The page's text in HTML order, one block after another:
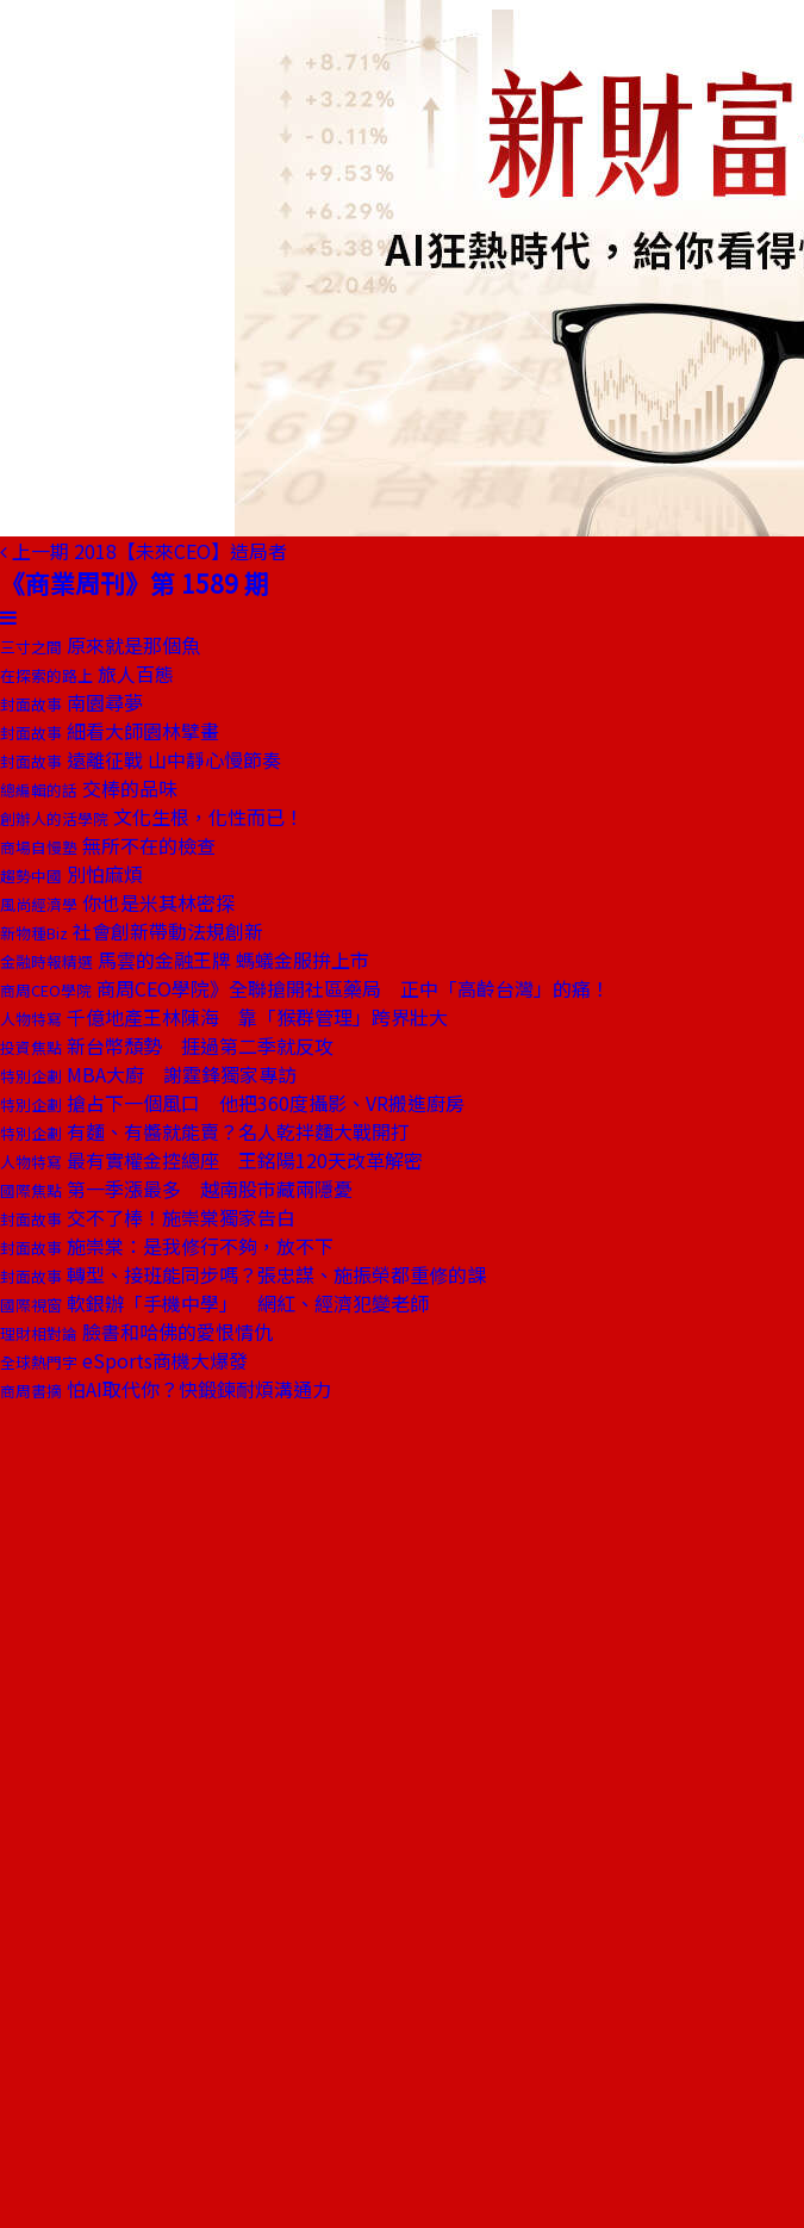
上一期 2018【未來CEO】造局者
《商業周刊》第 1589 期
三寸之間 原來就是那個魚
在探索的路上 旅人百態
封面故事 南園尋夢
封面故事 細看大師園林擘畫
封面故事 遠離征戰 山中靜心慢節奏
總編輯的話 交棒的品味
創辦人的活學院 文化生根，化性而已！
商場自慢塾 無所不在的檢查
趨勢中國 別怕麻煩
風尚經濟學 你也是米其林密探
新物種Biz 社會創新帶動法規創新
金融時報精選 馬雲的金融王牌 螞蟻金服拚上市
商周CEO學院 商周CEO學院》全聯搶開社區藥局 正中「高齡台灣」的痛！
人物特寫 千億地產王林陳海 靠「猴群管理」跨界壯大
投資焦點 新台幣頹勢 捱過第二季就反攻
特別企劃 MBA大廚 謝霆鋒獨家專訪
特別企劃 搶占下一個風口 他把360度攝影、VR搬進廚房
特別企劃 有麵、有醬就能賣？名人乾拌麵大戰開打
人物特寫 最有實權金控總座 王銘陽120天改革解密
國際焦點 第一季漲最多 越南股市藏兩隱憂
封面故事 交不了棒！施崇棠獨家告白
封面故事 施崇棠：是我修行不夠，放不下
封面故事 轉型、接班能同步嗎？張忠謀、施振榮都重修的課
國際視窗 軟銀辦「手機中學」 網紅、經濟犯變老師
理財相對論 臉書和哈佛的愛恨情仇
全球熱門字 eSports商機大爆發
商周書摘 怕AI取代你？快鍛鍊耐煩溝通力